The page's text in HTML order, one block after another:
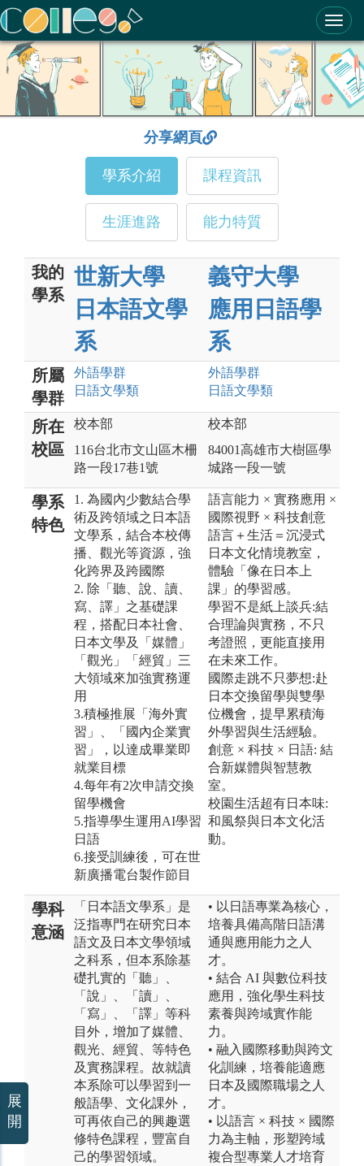
ColleGo! 大學選才與高中育才輔助系統
分享網頁
學系介紹 課程資訊
生涯進路 能力特質
我的
學系
世新大學
日本語文學
系
義守大學
應用日語學
系
所屬
學群
外語學群
日語文學類
外語學群
日語文學類
所在
校區
校本部
116台北市文山區木柵
路一段17巷1號
校本部
84001高雄市大樹區學
城路一段一號
學系
特色
1. 為國內少數結合學
術及跨領域之日本語
文學系，結合本校傳
播、觀光等資源，強
化跨界及跨國際
2. 除「聽、說、讀、
寫、譯」之基礎課
程，搭配日本社會、
日本文學及「媒體」
「觀光」「經貿」三
大領域來加強實務運
用
3.積極推展「海外實
習」、「國內企業實
習」，以達成畢業即
就業目標
4.每年有2次申請交換
留學機會
5.指導學生運用AI學習
日語
6.接受訓練後，可在世
新廣播電台製作節目
語言能力 × 實務應用 ×
國際視野 × 科技創意
語言＋生活＝沉浸式
日本文化情境教室，
體驗「像在日本上
課」的學習感。
學習不是紙上談兵:結
合理論與實務，不只
考證照，更能直接用
在未來工作。
國際走跳不只夢想:赴
日本交換留學與雙學
位機會，提早累積海
外學習與生活經驗。
創意 × 科技 × 日語: 結
合新媒體與智慧教
室。
校園生活超有日本味:
和風祭與日本文化活
動。
學科
意涵
「日本語文學系」是
泛指專門在研究日本
語文及日本文學領域
之科系，但本系除基
礎扎實的「聽」、
「說」、「讀」、
「寫」、「譯」等科
目外，增加了媒體、
觀光、經貿、等特色
及實務課程。故就讀
本系除可以學習到一
般語學、文化課外，
可再依自己的興趣選
修特色課程，豐富自
己的學習領域。
• 以日語專業為核心，
培養具備高階日語溝
通與應用能力之人
才。
• 結合 AI 與數位科技
應用，強化學生科技
素養與跨域實作能
力。
• 融入國際移動與跨文
化訓練，培養能適應
日本及國際職場之人
才。
• 以語言 × 科技 × 國際
力為主軸，形塑跨域
複合型專業人才培育
展
開